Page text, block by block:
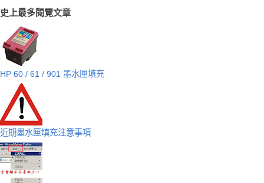
史上最多閱覽文章
HP 60 / 61 / 901 墨水匣填充
近期墨水匣填充注意事項